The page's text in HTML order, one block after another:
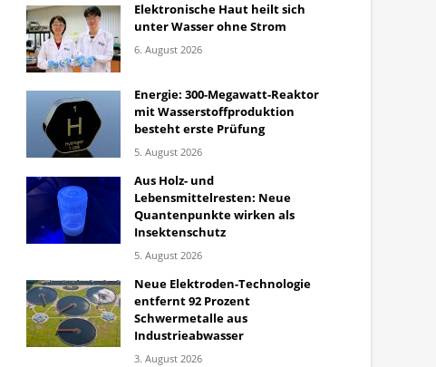
Elektronische Haut heilt sich
unter Wasser ohne Strom
6. August 2026
Energie: 300-Megawatt-Reaktor
mit Wasserstoffproduktion
besteht erste Prüfung
5. August 2026
Aus Holz- und
Lebensmittelresten: Neue
Quantenpunkte wirken als
Insektenschutz
5. August 2026
Neue Elektroden-Technologie
entfernt 92 Prozent
Schwermetalle aus
Industrieabwasser
3. August 2026